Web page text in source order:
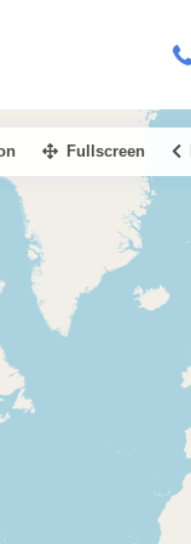
Fullscreen